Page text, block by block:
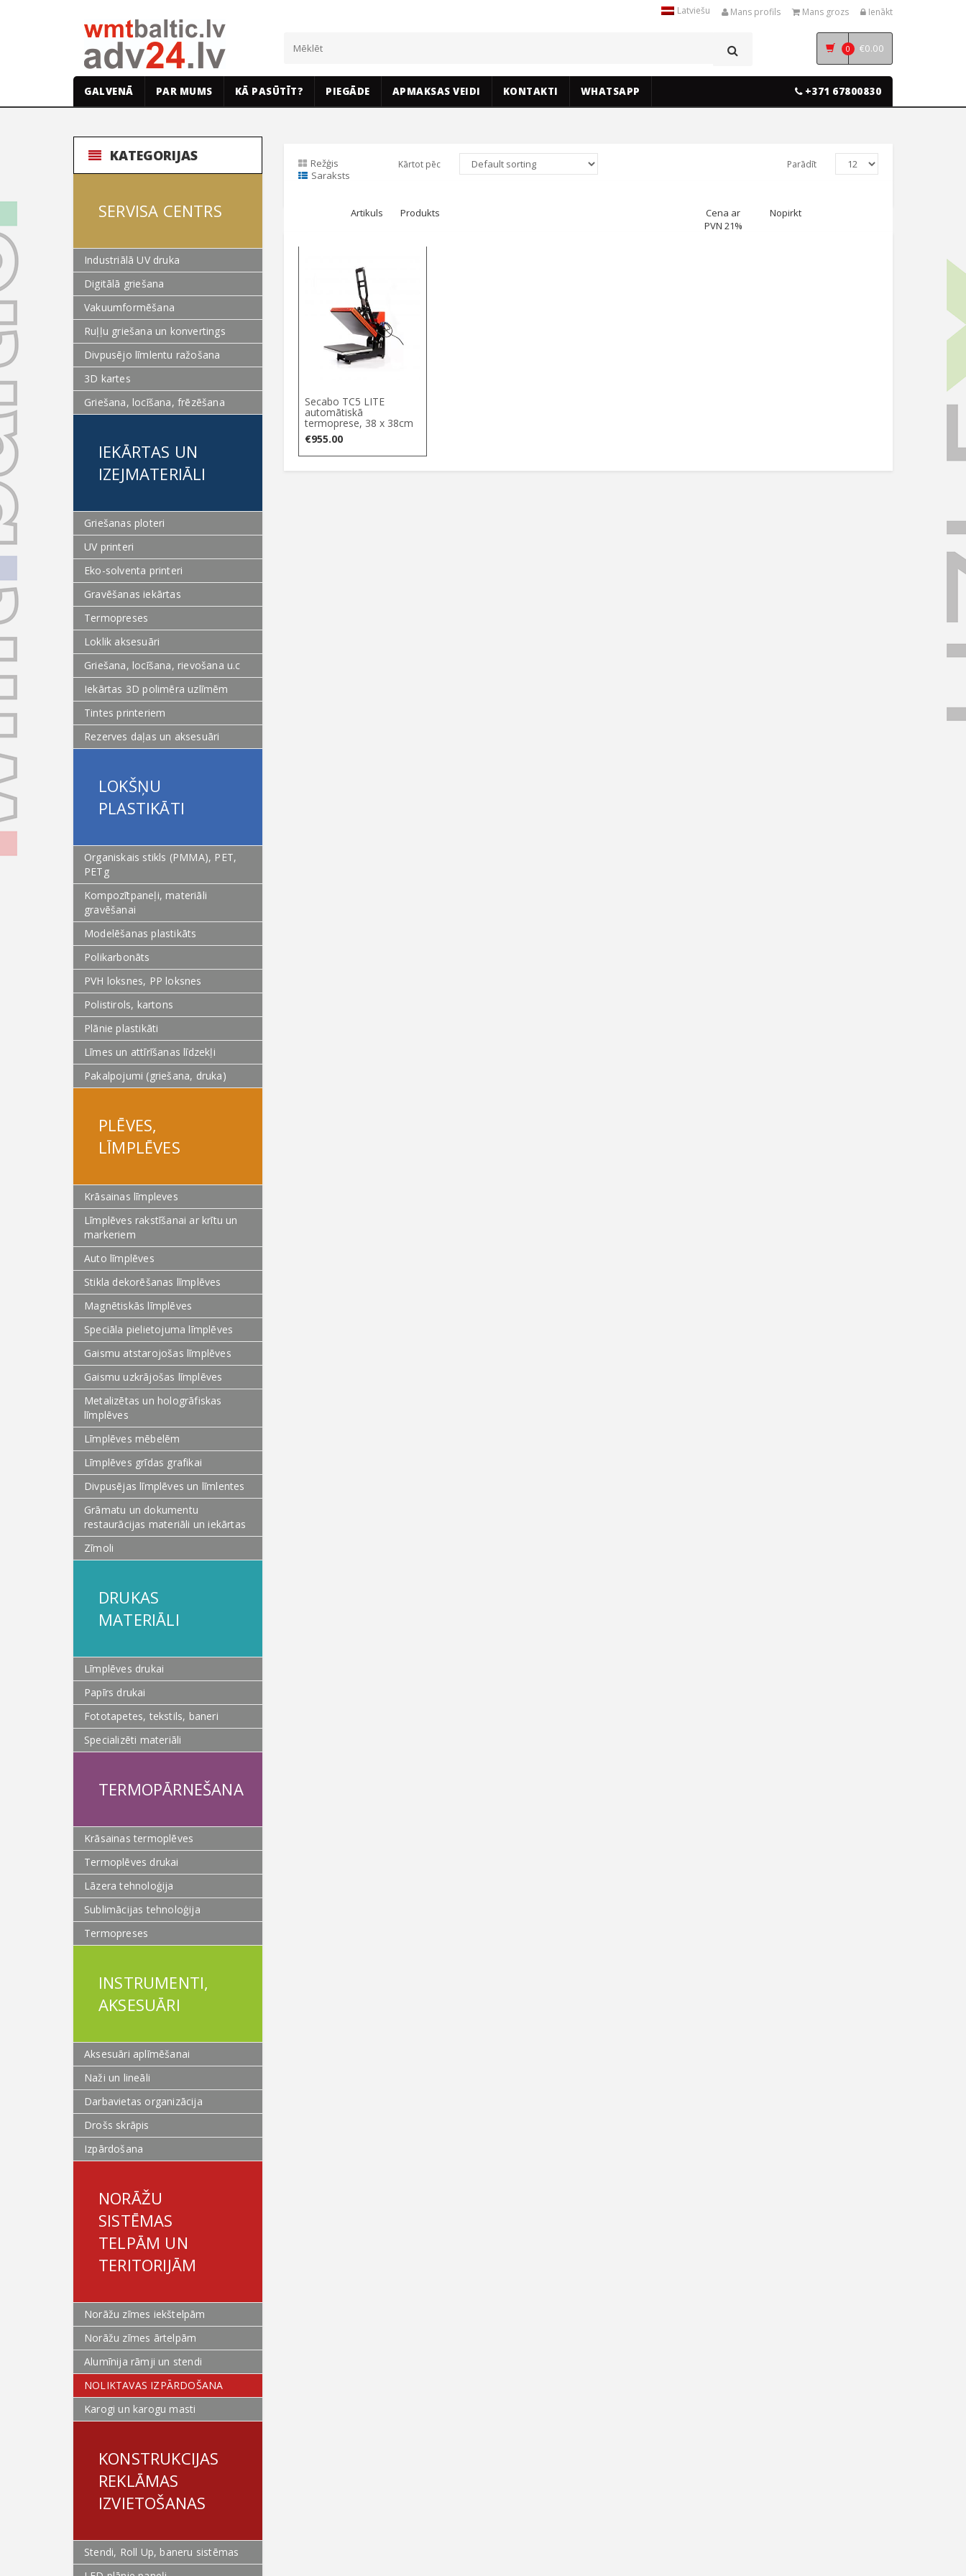
Latviešu Mans profils Mans grozs Ienākt
0 €0.00
GALVENĀ PAR MUMS KĀ PASŪTĪT? PIEGĀDE APMAKSAS VEIDI KONTAKTI WHATSAPP +371 67800830
KATEGORIJAS
SERVISA CENTRS
Industriālā UV druka
Digitālā griešana
Vakuumformēšana
Ruļļu griešana un konvertings
Divpusējo līmlentu ražošana
3D kartes
Griešana, locīšana, frēzēšana
IEKĀRTAS UN
IZEJMATERIĀLI
Griešanas ploteri
UV printeri
Eko-solventa printeri
Gravēšanas iekārtas
Termopreses
Loklik aksesuāri
Griešana, locīšana, rievošana u.c
Iekārtas 3D polimēra uzlīmēm
Tintes printeriem
Rezerves daļas un aksesuāri
LOKŠŅU
PLASTIKĀTI
Organiskais stikls (PMMA), PET,
PETg
Kompozītpaneļi, materiāli
gravēšanai
Modelēšanas plastikāts
Polikarbonāts
PVH loksnes, PP loksnes
Polistirols, kartons
Plānie plastikāti
Līmes un attīrīšanas līdzekļi
Pakalpojumi (griešana, druka)
PLĒVES,
LĪMPLĒVES
Krāsainas līmpleves
Līmplēves rakstīšanai ar krītu un
markeriem
Auto līmplēves
Stikla dekorēšanas līmplēves
Magnētiskās līmplēves
Speciāla pielietojuma līmplēves
Gaismu atstarojošas līmplēves
Gaismu uzkrājošas līmplēves
Metalizētas un hologrāfiskas
līmplēves
Līmplēves mēbelēm
Līmplēves grīdas grafikai
Divpusējas līmplēves un līmlentes
Grāmatu un dokumentu
restaurācijas materiāli un iekārtas
Zīmoli
DRUKAS
MATERIĀLI
Līmplēves drukai
Papīrs drukai
Fototapetes, tekstils, baneri
Specializēti materiāli
TERMOPĀRNEŠANA
Krāsainas termoplēves
Termoplēves drukai
Lāzera tehnoloģija
Sublimācijas tehnoloģija
Termopreses
INSTRUMENTI,
AKSESUĀRI
Aksesuāri aplīmēšanai
Naži un lineāli
Darbavietas organizācija
Drošs skrāpis
Izpārdošana
NORĀŽU
SISTĒMAS
TELPĀM UN
TERITORIJĀM
Norāžu zīmes iekštelpām
Norāžu zīmes ārtelpām
Alumīnija rāmji un stendi
NOLIKTAVAS IZPĀRDOŠANA
Karogi un karogu masti
KONSTRUKCIJAS
REKLĀMAS
IZVIETOŠANAS
Stendi, Roll Up, baneru sistēmas
Režģis
Saraksts
Kārtot pēc Parādīt
Artikuls Produkts
Cena ar
PVN 21%
Nopirkt
Secabo TC5 LITE
automātiskā
termoprese, 38 x 38cm
€955.00